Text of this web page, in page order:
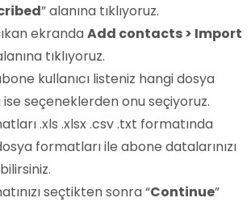
” alanına tıklıyoruz.
ekrandaAdd contacts > Import
tıklıyoruz.
kullanıcı listeniz hangi dosya
seçeneklerden onu seçiyoruz.
.xls .xlsx .csv .txt formatında
formatları ile abone datalarınızı
seçtikten sonra “Continue”